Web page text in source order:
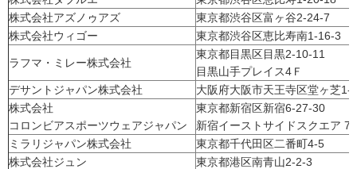
株式会社アズノゥアズ
東京都渋谷区富ヶ谷2-24-7
株式会社ウィゴー
東京都渋谷区恵比寿南1-16-3
ラフマ・ミレー株式会社
東京都目黒区目黒2-10-11
目黒山手プレイス4Ｆ
デサントジャパン株式会社
大阪府大阪市天王寺区堂ヶ芝1-
株式会社
コロンビアスポーツウェアジャパン
東京都新宿区新宿6-27-30
新宿イーストサイドスクエア 7
ミラリジャパン株式会社
東京都千代田区二番町4-5
株式会社ジュン
東京都港区南青山2-2-3